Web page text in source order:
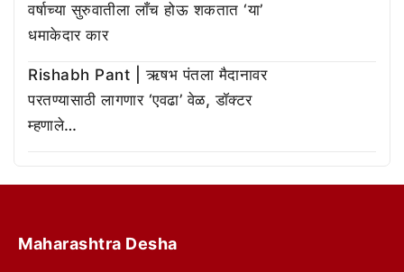
वर्षाच्या सुरुवातीला लाँच होऊ शकतात ‘या’
धमाकेदार कार
Rishabh Pant | ऋषभ पंतला मैदानावर
परतण्यासाठी लागणार ‘एवढा’ वेळ, डॉक्टर
म्हणाले…
Maharashtra Desha